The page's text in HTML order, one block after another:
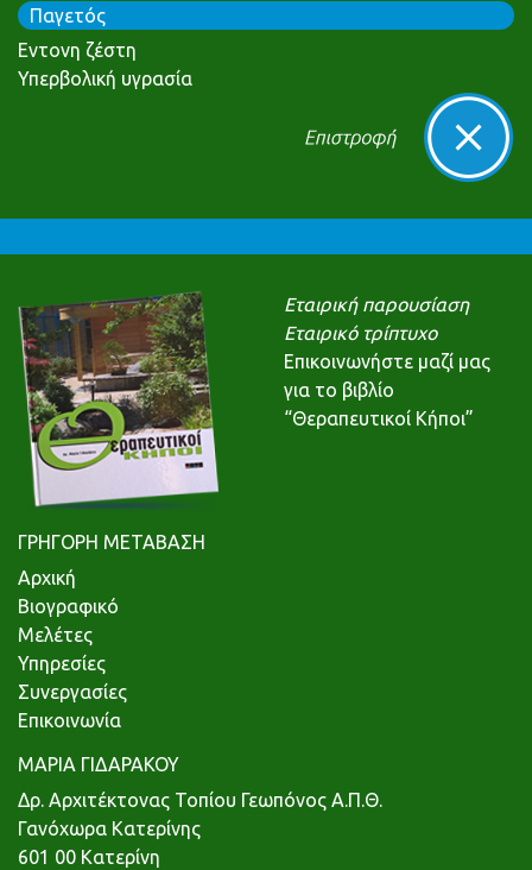
Παγετός
Εντονη ζέστη
Υπερβολική υγρασία
Εταιρική παρουσίαση
Εταιρικό τρίπτυχο
Επικοινωνήστε μαζί μας
για το βιβλίο
“Θεραπευτικοί Κήποι”
ΓΡΗΓΟΡΗ ΜΕΤΑΒΑΣΗ
Αρχική
Βιογραφικό
Μελέτες
Υπηρεσίες
Συνεργασίες
Επικοινωνία
ΜΑΡΙΑ ΓΙΔΑΡΑΚΟΥ
Δρ. Αρχιτέκτονας Τοπίου Γεωπόνος Α.Π.Θ.
Γανόχωρα Κατερίνης
601 00 Κατερίνη